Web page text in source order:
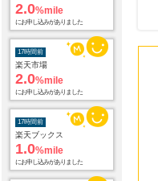
2.0%mile
にお申し込みがありました
17時間前
楽天市場
2.0%mile
にお申し込みがありました
17時間前
楽天ブックス
1.0%mile
にお申し込みがありました